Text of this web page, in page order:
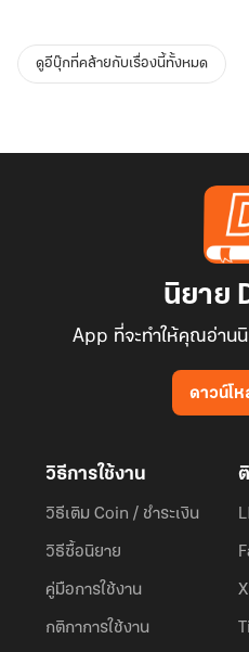
ดูอีบุ๊กที่คล้ายกับเรื่องนี้ทั้งหมด
นิยาย
App ที่จะทำให้คุณอ่าน
ดาวน์โ
วิธีการใช้งาน
วิธีเติม Coin / ชำระเงิน
วิธีซื้อนิยาย
คู่มือการใช้งาน
กติกาการใช้งาน
X